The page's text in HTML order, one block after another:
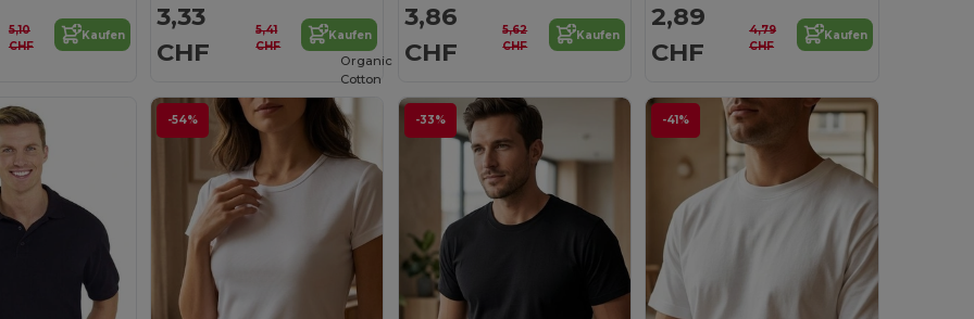
5,10
CHF
Kaufen
3,33
CHF
5,41
CHF
Kaufen
3,86
CHF
5,62
CHF
Kaufen
2,89
CHF
4,79
CHF
Kaufen
-54% -33%
Organic
Cotton
-41%